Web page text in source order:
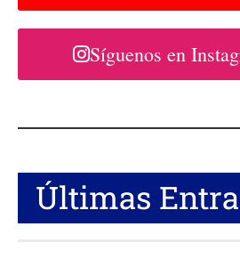
Síguenos en
Últimas